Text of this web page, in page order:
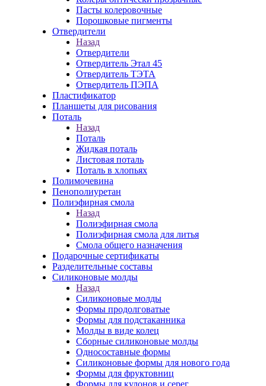
Пасты колеровочные
Порошковые пигменты
Отвердители
Назад
Отвердители
Отвердитель Этал 45
Отвердитель ТЭТА
Отвердитель ПЭПА
Пластификатор
Планшеты для рисования
Поталь
Назад
Поталь
Жидкая поталь
Листовая поталь
Поталь в хлопьях
Полимочевина
Пенополиуретан
Полиэфирная смола
Назад
Полиэфирная смола
Полиэфирная смола для литья
Смола общего назначения
Подарочные сертификаты
Разделительные составы
Силиконовые молды
Назад
Силиконовые молды
Формы продолговатые
Формы для подстаканника
Молды в виде колец
Сборные силиконовые молды
Односоставные формы
Силиконовые формы для нового года
Формы для фруктовниц
Формы для кулонов и серег